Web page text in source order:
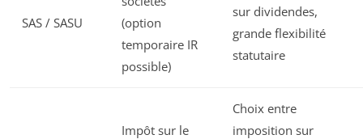
SAS / SASU
(option
temporaire IR
possible)
sur dividendes,
grande flexibilité
statutaire
Impôt sur le
Choix entre
imposition sur